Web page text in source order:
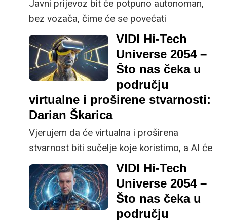
Bošković.
Javni prijevoz bit će potpuno autonoman,
bez vozača, čime će se povećati
učinkovitost i sigurnost, predviđa Darko
Ivanišević iz tvrtke Zadar Smart City.
VIDI Hi-Tech
Universe 2054 –
Što nas čeka u
području
virtualne i proširene stvarnosti:
Darian Škarica
Vjerujem da će virtualna i proširena
stvarnost biti sučelje koje koristimo, a AI će
biti ono što nam daje „supermoći“, tvrdi
Darian Škarica, CEO tvrtke Holonet.
VIDI Hi-Tech
Universe 2054 –
Što nas čeka u
području